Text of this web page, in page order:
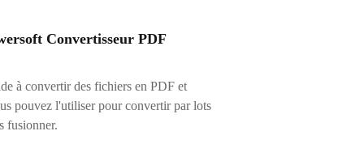
Convertisseur PDF
à convertir des fichiers en PDF et
pouvez l'utiliser pour convertir par lots
fusionner.